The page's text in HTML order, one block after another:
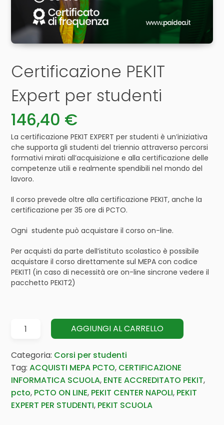
Certificazione PEKIT
Expert per studenti
146,40 €
La certificazione PEKIT EXPERTper studenti è un’iniziativa
che supporta gli studenti del triennio attraverso percorsi
formativi mirati all’acquisizione e alla certificazione delle
competenze utili e realmente spendibili nel mondo del
lavoro.
Il corso prevede oltre alla certificazione PEKIT, anche la
certificazione per 35 ore di PCTO.
Ogni studente può acquistare il corso on-line.
Per acquisti da parte dell’istituto scolastico è possibile
acquistare il corso direttamente sul MEPA con codice
PEKIT1 (in caso di necessità ore on-line sincrone vedere il
pacchetto PEKIT2)
Certificazione
Expert
per
studenti
quantità
AGGIUNGI AL CARRELLO
Categoria: Corsi per studenti
Tag:ACQUISTI MEPA PCTO, CERTIFICAZIONE
INFORMATICA SCUOLA, ENTE ACCREDITATO PEKIT,
pcto, PCTO ON LINE, PEKIT CENTER NAPOLI, PEKIT
EXPERT PER STUDENTI, PEKIT SCUOLA